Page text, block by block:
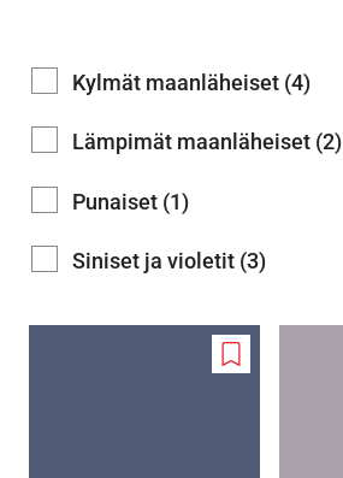
Kylmät maanläheiset (4)
Lämpimät maanläheiset (2)
Punaiset (1)
Siniset ja violetit (3)
Add